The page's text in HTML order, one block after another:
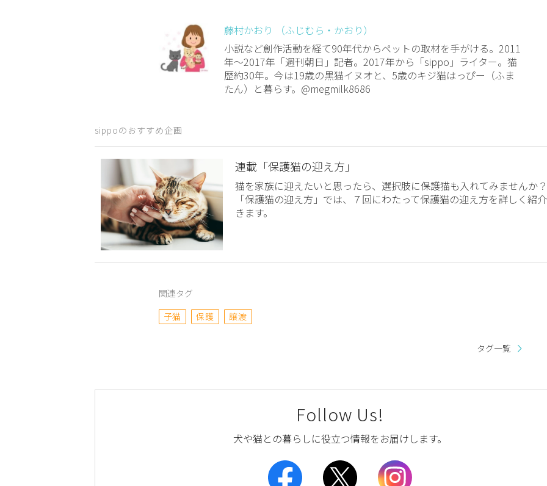
藤村かおり （ふじむら・かおり）
小説など創作活動を経て90年代からペットの取材を手がける。2011
年～2017年「週刊朝日」記者。2017年から「sippo」ライター。猫
歴約30年。今は19歳の黒猫イヌオと、5歳のキジ猫はっぴー（ふま
たん）と暮らす。@megmilk8686
sippoのおすすめ企画
連載「保護猫の迎え方」
猫を家族に迎えたいと思ったら、選択肢に保護猫も入れてみませんか
「保護猫の迎え方」では、７回にわたって保護猫の迎え方を詳しく紹
きます。
関連タグ
子猫
保護 譲渡
タグ一覧
Follow Us!
犬や猫との暮らしに役立つ情報をお届けします。